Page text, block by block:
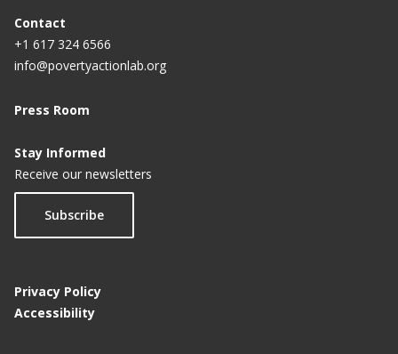
Contact
+1 617 324 6566
info@povertyactionlab.org
Press Room
Stay Informed
Receive our newsletters
Subscribe
Privacy Policy
Accessibility